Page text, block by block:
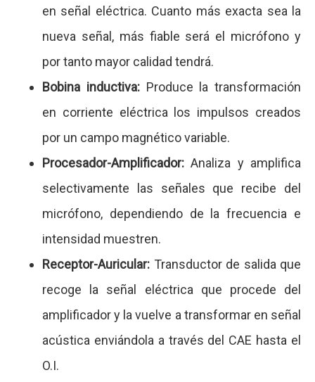
en señal eléctrica. Cuanto más exacta sea la
nueva señal, más fiable será el micrófono y
por tanto mayor calidad tendrá.
Bobina inductiva:Produce la transformación
en corriente eléctrica los impulsos creados
por un campo magnético variable.
Procesador-Amplificador: Analiza y amplifica
selectivamente las señales que recibe del
micrófono, dependiendo de la frecuencia e
intensidad muestren.
Receptor-Auricular: Transductor de salida que
recoge la señal eléctrica que procede del
amplificador y la vuelve a transformar en señal
acústica enviándola a través del CAE hasta el
O.I.